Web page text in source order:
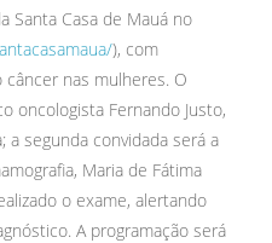
Santa Casa de Mauá no
), com
nas mulheres. O
oncologista Fernando Justo,
a segunda convidada será a
Maria de Fátima
o exame, alertando
A programação será